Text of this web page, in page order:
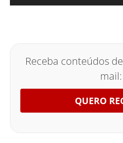
Receba conteúdos
mail:
QUERO